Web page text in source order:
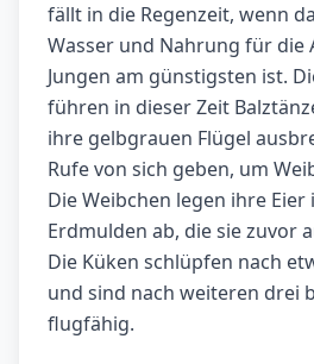
fällt in die Regenzeit, wenn
Wasser und Nahrung für die
Jungen am günstigsten ist.
führen in dieser Zeit
ihre gelbgrauen Flügel
Rufe von sich geben, um
Die Weibchen legen ihre Eier
Erdmulden ab, die sie zuvor
Die Küken schlüpfen nach
und sind nach weiteren drei
flugfähig.